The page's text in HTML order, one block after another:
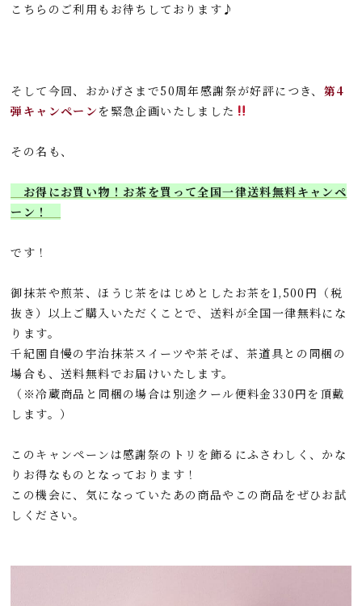
こちらのご利用もお待ちしております♪
そして今回、おかげさまで50周年感謝祭が好評につき、 第4
弾キャンペーン を 緊急企画いたしました
その名も、
お得にお買い物！お茶を買って全国一律送料無料キャンペ
ーン！
です！
御抹茶や煎茶、ほうじ茶をはじめとしたお茶を1,500円（税
抜き）以上ご購入いただくことで、送料が全国一律無料にな
ります。
千紀園自慢の宇治抹茶スイーツや茶そば、茶道具との同梱の
場合も、送料無料でお届けいたします。
（※冷蔵商品と同梱の場合は別途クール便料金330円を頂戴
します。）
このキャンペーンは感謝祭のトリを飾るにふさわしく、かな
りお得なものとなっております！
この機会に、気になっていたあの商品やこの商品をぜひお試
しください。